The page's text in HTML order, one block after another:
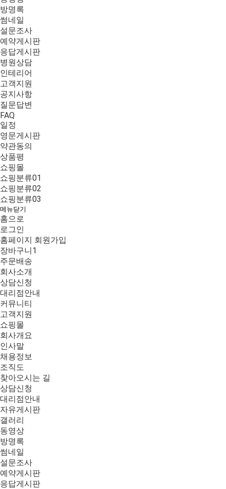
방명록
썸네일
설문조사
예약게시판
응답게시판
병원상담
인테리어
고객지원
공지사항
질문답변
FAQ
일정
영문게시판
약관동의
상품평
쇼핑몰
쇼핑분류01
쇼핑분류02
쇼핑분류03
메뉴닫기
홈으로
로그인
홈페이지 회원가입
장바구니1
주문배송
회사소개
상담신청
대리점안내
커뮤니티
고객지원
쇼핑몰
회사개요
인사말
채용정보
조직도
찾아오시는 길
상담신청
대리점안내
자유게시판
갤러리
동영상
방명록
썸네일
설문조사
예약게시판
응답게시판